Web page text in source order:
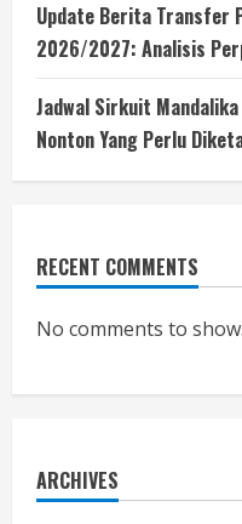
Update Berita Transfer
2026/2027: Analisis
Jadwal Sirkuit
Nonton Yang Perlu
RECENT COMMENTS
No comments to show.
ARCHIVES